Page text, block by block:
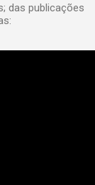
das publicações